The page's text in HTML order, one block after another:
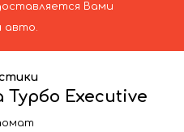
Вами
авто.
Executive